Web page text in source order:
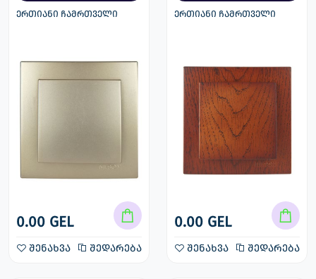
ერთიანი ჩამრთველი
0.00 GEL
შენახვა შედარება
ერთიანი ჩამრთველი
0.00 GEL
შენახვა შედარება